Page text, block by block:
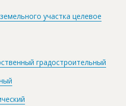
участка целевое
градостроительный